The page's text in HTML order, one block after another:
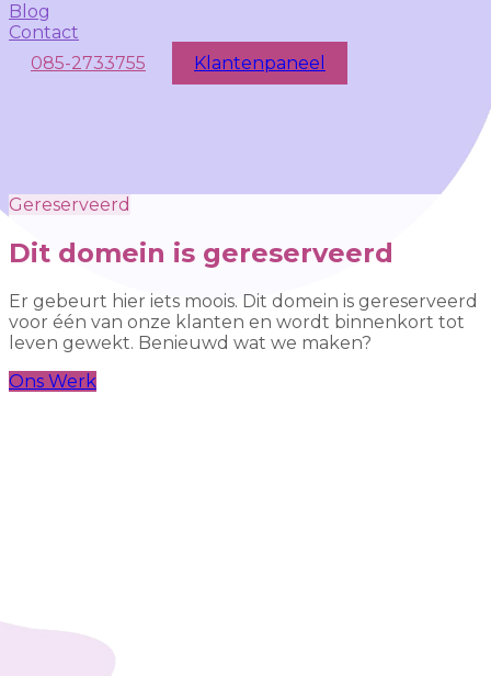
Blog
Contact
085-2733755
Klantenpaneel
Gereserveerd
Dit domein is gereserveerd
Er gebeurt hier iets moois. Dit domein is gereserveerd
voor één van onze klanten en wordt binnenkort tot
leven gewekt. Benieuwd wat we maken?
Ons Werk